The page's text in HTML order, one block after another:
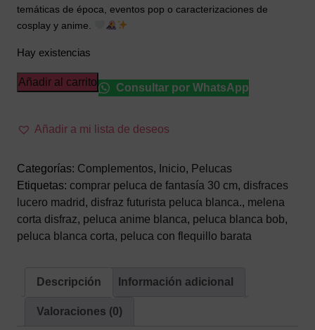
temáticas de época, eventos pop o caracterizaciones de
cosplay y anime.
Hay existencias
Peluca
Bob
–
Melena
de
Fantasía
con
Añadir al carrito Consultar por WhatsApp
Añadir a mi lista de deseos
Categorías: Complementos, Inicio, Pelucas
Etiquetas: comprar peluca de fantasía 30 cm, disfraces
lucero madrid , disfraz futurista peluca blanca., melena
corta disfraz, peluca anime blanca, peluca blanca bob,
peluca blanca corta, peluca con flequillo barata
Descripción Información adicional
Valoraciones (0)